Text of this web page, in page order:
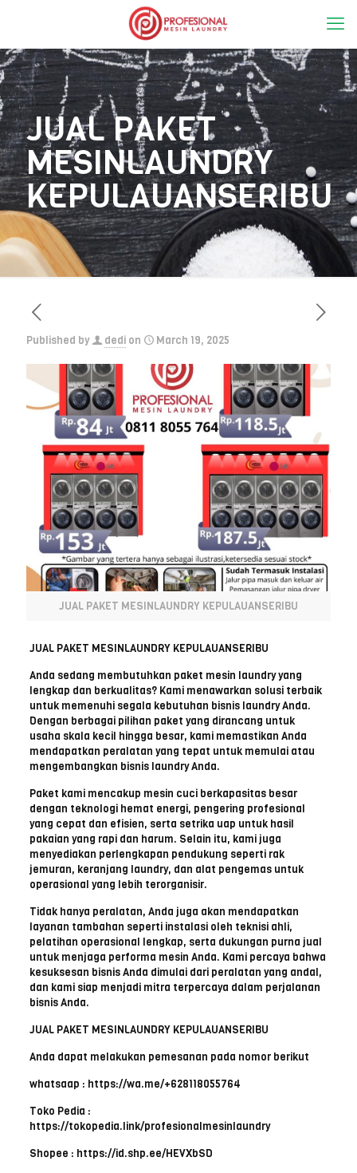
JUAL PAKET
MESINLAUNDRY
KEPULAUANSERIBU
Published by dedi on March 19, 2025
JUAL PAKET MESINLAUNDRY KEPULAUANSERIBU
JUAL PAKET MESINLAUNDRY KEPULAUANSERIBU
Anda sedang membutuhkan paket mesin laundry yang
lengkap dan berkualitas? Kami menawarkan solusi terbaik
untuk memenuhi segala kebutuhan bisnis laundry Anda.
Dengan berbagai pilihan paket yang dirancang untuk
usaha skala kecil hingga besar, kami memastikan Anda
mendapatkan peralatan yang tepat untuk memulai atau
mengembangkan bisnis laundry Anda.
Paket kami mencakup mesin cuci berkapasitas besar
dengan teknologi hemat energi, pengering profesional
yang cepat dan efisien, serta setrika uap untuk hasil
pakaian yang rapi dan harum. Selain itu, kami juga
menyediakan perlengkapan pendukung seperti rak
jemuran, keranjang laundry, dan alat pengemas untuk
operasional yang lebih terorganisir.
Tidak hanya peralatan, Anda juga akan mendapatkan
layanan tambahan seperti instalasi oleh teknisi ahli,
pelatihan operasional lengkap, serta dukungan purna jual
untuk menjaga performa mesin Anda. Kami percaya bahwa
kesuksesan bisnis Anda dimulai dari peralatan yang andal,
dan kami siap menjadi mitra terpercaya dalam perjalanan
bisnis Anda.
JUAL PAKET MESINLAUNDRY KEPULAUANSERIBU
Anda dapat melakukan pemesanan pada nomor berikut
whatsaap : https://wa.me/+628118055764
Toko Pedia :
https://tokopedia.link/profesionalmesinlaundry
Shopee : https://id.shp.ee/HEVXbSD